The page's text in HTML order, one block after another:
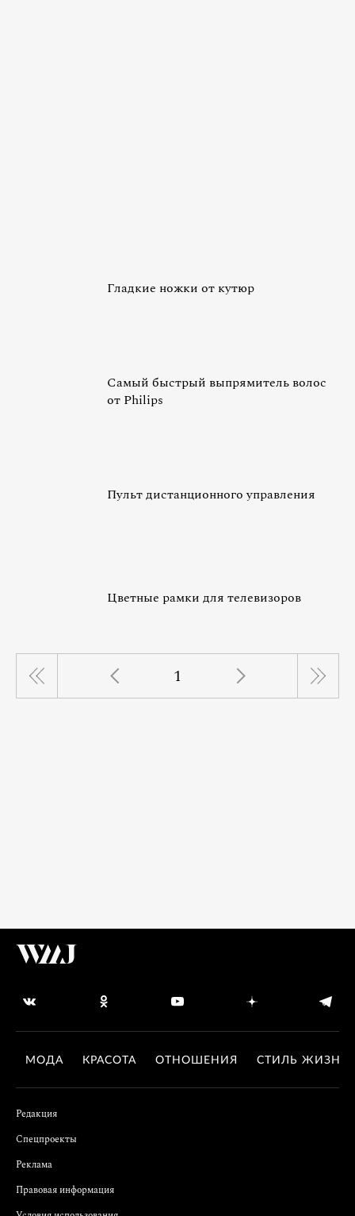
Гладкие ножки от кутюр
Самый быстрый выпрямитель волос
от Philips
Пульт дистанционного управления
Цветные рамки для телевизоров
1
МОДА КРАСОТА ОТНОШЕНИЯ СТИЛЬ ЖИЗНИ
Редакция
Спецпроекты
Реклама
Правовая информация